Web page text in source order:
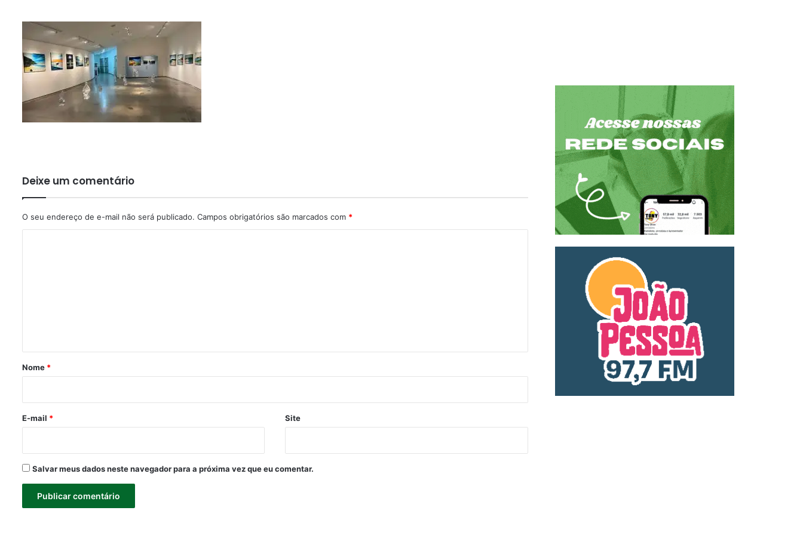
Deixe um comentário
O seu endereço de e-mail não será publicado. Campos obrigatórios são marcados com *
r
*
Nome *
E-mail * Site
Salvar meus dados neste navegador para a próxima vez que eu comentar.